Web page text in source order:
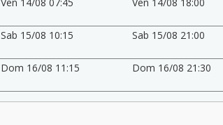
Sab 15/08 10:15 Sab 15/08 21:00
Dom 16/08 11:15 Dom 16/08 21:30